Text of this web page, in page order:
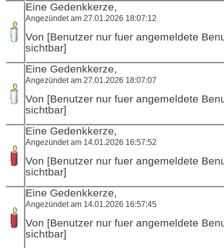
Eine Gedenkkerze,
Angezündet am 27.01.2026 18:07:12
Von [Benutzer nur fuer angemeldete
sichtbar]
Eine Gedenkkerze,
Angezündet am 27.01.2026 18:07:07
Von [Benutzer nur fuer angemeldete
sichtbar]
Eine Gedenkkerze,
Angezündet am 14.01.2026 16:57:52
Von [Benutzer nur fuer angemeldete
sichtbar]
Eine Gedenkkerze,
Angezündet am 14.01.2026 16:57:45
Von [Benutzer nur fuer angemeldete
sichtbar]